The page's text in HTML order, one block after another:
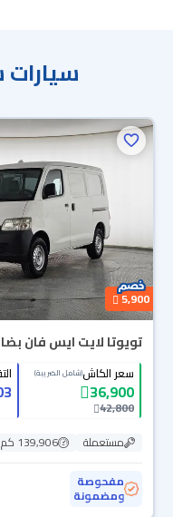
5,900
تويوتا لايت ايس فان بضاعة
سعر الكاش(شامل الضريبة)
36,900
42,800
مستعملة
139,906 كم
مفحوصة
ومضمونة